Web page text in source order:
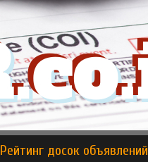
Рейтинг досок объявлений